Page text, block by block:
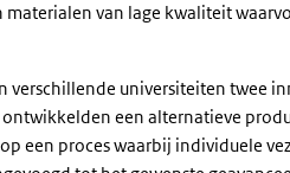
van lage kwaliteit
verschillende universiteiten twee
ontwikkelden een alternatieve
een proces waarbij individuele